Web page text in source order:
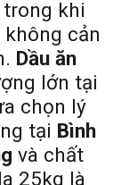
khi
cản
Dầu ăn
lớn tại
chọn lý
tại Bình
và chất
25kg là